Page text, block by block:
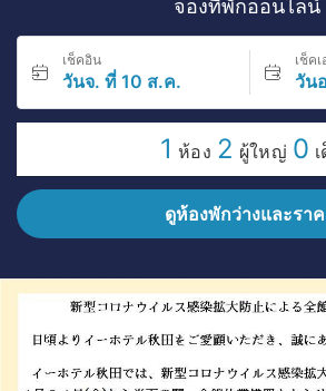
จองที่พักออนไลน์
เช็คอิน
วันจ. ที่ 10 ส.ค.
เช็ค
วัน
1 ห้อง 2 ผู้ใหญ่ 0
ดูห้องพักว่างและรา